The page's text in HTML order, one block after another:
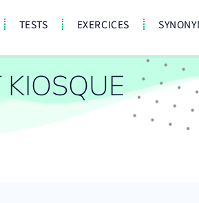
TESTS EXERCICES